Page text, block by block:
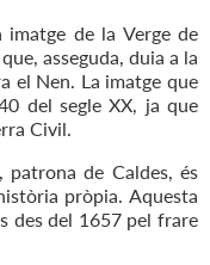
de la Verge de
asseguda, duia a la
el Nen. La imatge que
del segle XX, ja que
Civil.
patrona de Caldes, és
pròpia. Aquesta
des del 1657 pel frare